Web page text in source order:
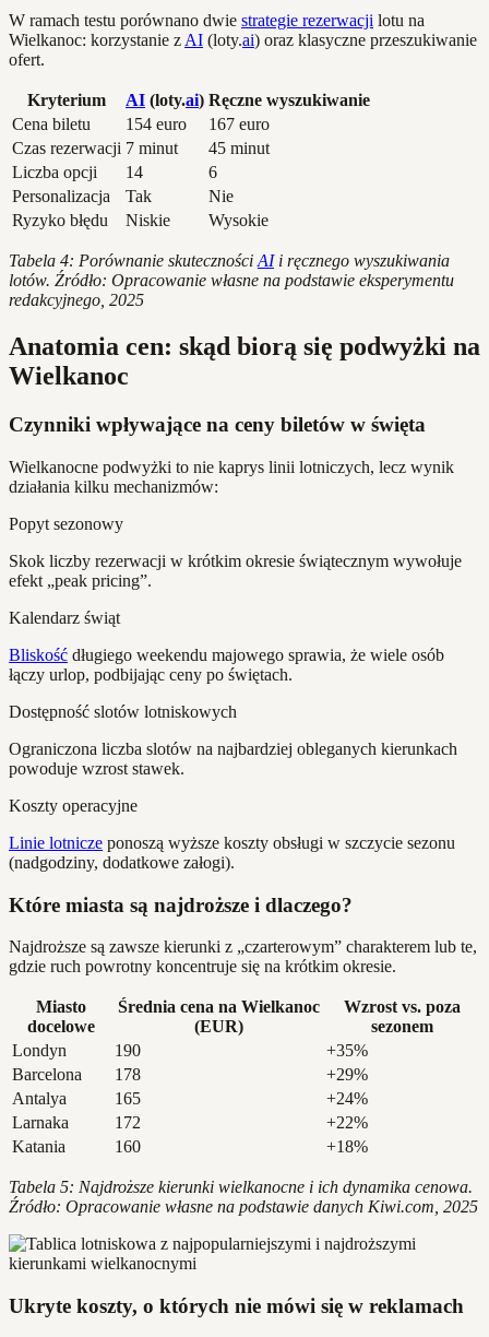
W ramach testu porównano dwie strategie rezerwacji lotu na
Wielkanoc: korzystanie zAI (loty.ai) oraz klasyczne przeszukiwanie
ofert.
Kryterium AI (loty.ai) Ręczne wyszukiwanie
Cena biletu
154 euro
167 euro
Czas rezerwacji 7 minut
45 minut
Liczba opcji
14
6
Personalizacja
Tak
Nie
Ryzyko błędu
Niskie Wysokie
Tabela 4: Porównanie skutecznościAIi ręcznego wyszukiwania
lotów. Źródło: Opracowanie własne na podstawie eksperymentu
redakcyjnego, 2025
Anatomia cen: skąd biorą się podwyżki na
Wielkanoc
Czynniki wpływające na ceny biletów w święta
Wielkanocne podwyżki to nie kaprys linii lotniczych, lecz wynik
działania kilku mechanizmów:
Popyt sezonowy
Skok liczby rezerwacji w krótkim okresie świątecznym wywołuje
efekt „peak pricing”.
Kalendarz świąt
Bliskość długiego weekendu majowego sprawia, że wiele osób
łączy urlop, podbijając ceny po świętach.
Dostępność slotów lotniskowych
Ograniczona liczba slotów na najbardziej obleganych kierunkach
powoduje wzrost stawek.
Koszty operacyjne
Linie lotnicze ponoszą wyższe koszty obsługi w szczycie sezonu
(nadgodziny, dodatkowe załogi).
Które miasta są najdroższe i dlaczego?
Najdroższe są zawsze kierunki z „czarterowym” charakterem lub te,
gdzie ruch powrotny koncentruje się na krótkim okresie.
Miasto
docelowe
Średnia cena na Wielkanoc
(EUR)
Wzrost vs. poza
sezonem
Londyn
190
+35%
Barcelona
178
+29%
Antalya
165
+24%
Larnaka
172
+22%
Katania
160 +18%
Tabela 5: Najdroższe kierunki wielkanocne i ich dynamika cenowa.
Źródło: Opracowanie własne na podstawie danych Kiwi.com, 2025
Ukryte koszty, o których nie mówi się w reklamach